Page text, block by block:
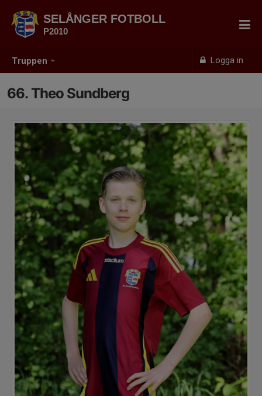
Truppen Logga in
SELÅNGER FOTBOLL
P2010
66. Theo Sundberg